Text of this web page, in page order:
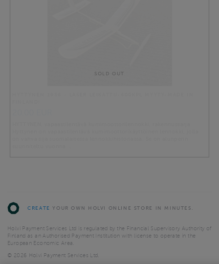
SOLD OUT
CREATE YOUR OWN HOLVI ONLINE STORE IN MINUTES.
Holvi Payment Services Ltd is regulated by the Financial Supervisory Authority of
Finland as an Authorised Payment Institution with license to operate in the
European Economic Area.
© 2026 Holvi Payment Services Ltd.